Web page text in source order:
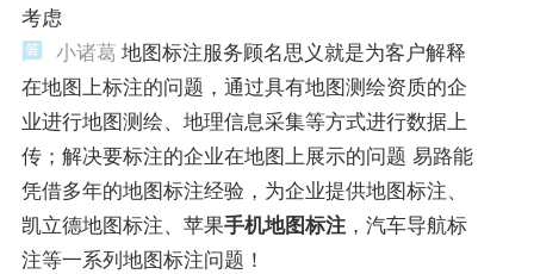
考虑
小诸葛 地图标注服务顾名思义就是为客户解释
在地图上标注的问题，通过具有地图测绘资质的企
业进行地图测绘、地理信息采集等方式进行数据上
传；解决要标注的企业在地图上展示的问题 易路能
凭借多年的地图标注经验，为企业提供地图标注、
凯立德地图标注、苹果手机地图标注，汽车导航标
注等一系列地图标注问题！